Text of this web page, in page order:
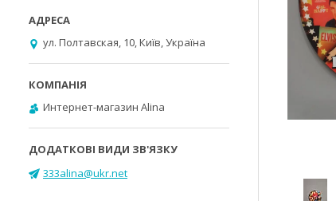
ул. Полтавская, 10, Київ, Україна
Интернет-магазин Alina
333alina@ukr.net